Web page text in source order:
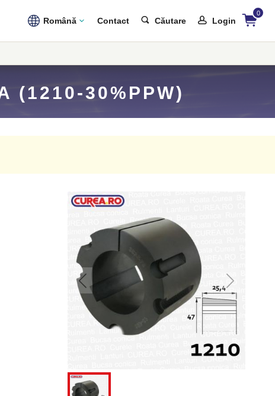
Română Contact Căutare Login
0
(1210-30%PPW)